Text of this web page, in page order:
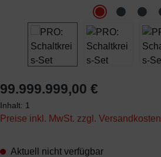
Regulärer Preis:
99.999.999,00 €
Inhalt: 1
Preise inkl. MwSt. zzgl. Versandkosten
Aktuell nicht verfügbar